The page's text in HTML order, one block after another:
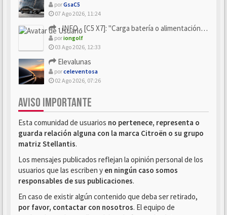
porGsaC5
07 Ago 2026, 11:24
- INFO - [C5 X7]: "Carga batería o alimentación eléctri...
poriongolf
03 Ago 2026, 12:33
Elevalunas
porceleventosa
02 Ago 2026, 07:26
AVISO IMPORTANTE
Esta comunidad de usuarios no pertenece, representa o
guarda relación alguna con la marca Citroën o su grupo
matriz Stellantis.
Los mensajes publicados reflejan la opinión personal de los
usuarios que las escriben y en ningún caso somos
responsables de sus publicaciones.
En caso de existir algún contenido que deba ser retirado,
por favor, contactar con nosotros. El equipo de